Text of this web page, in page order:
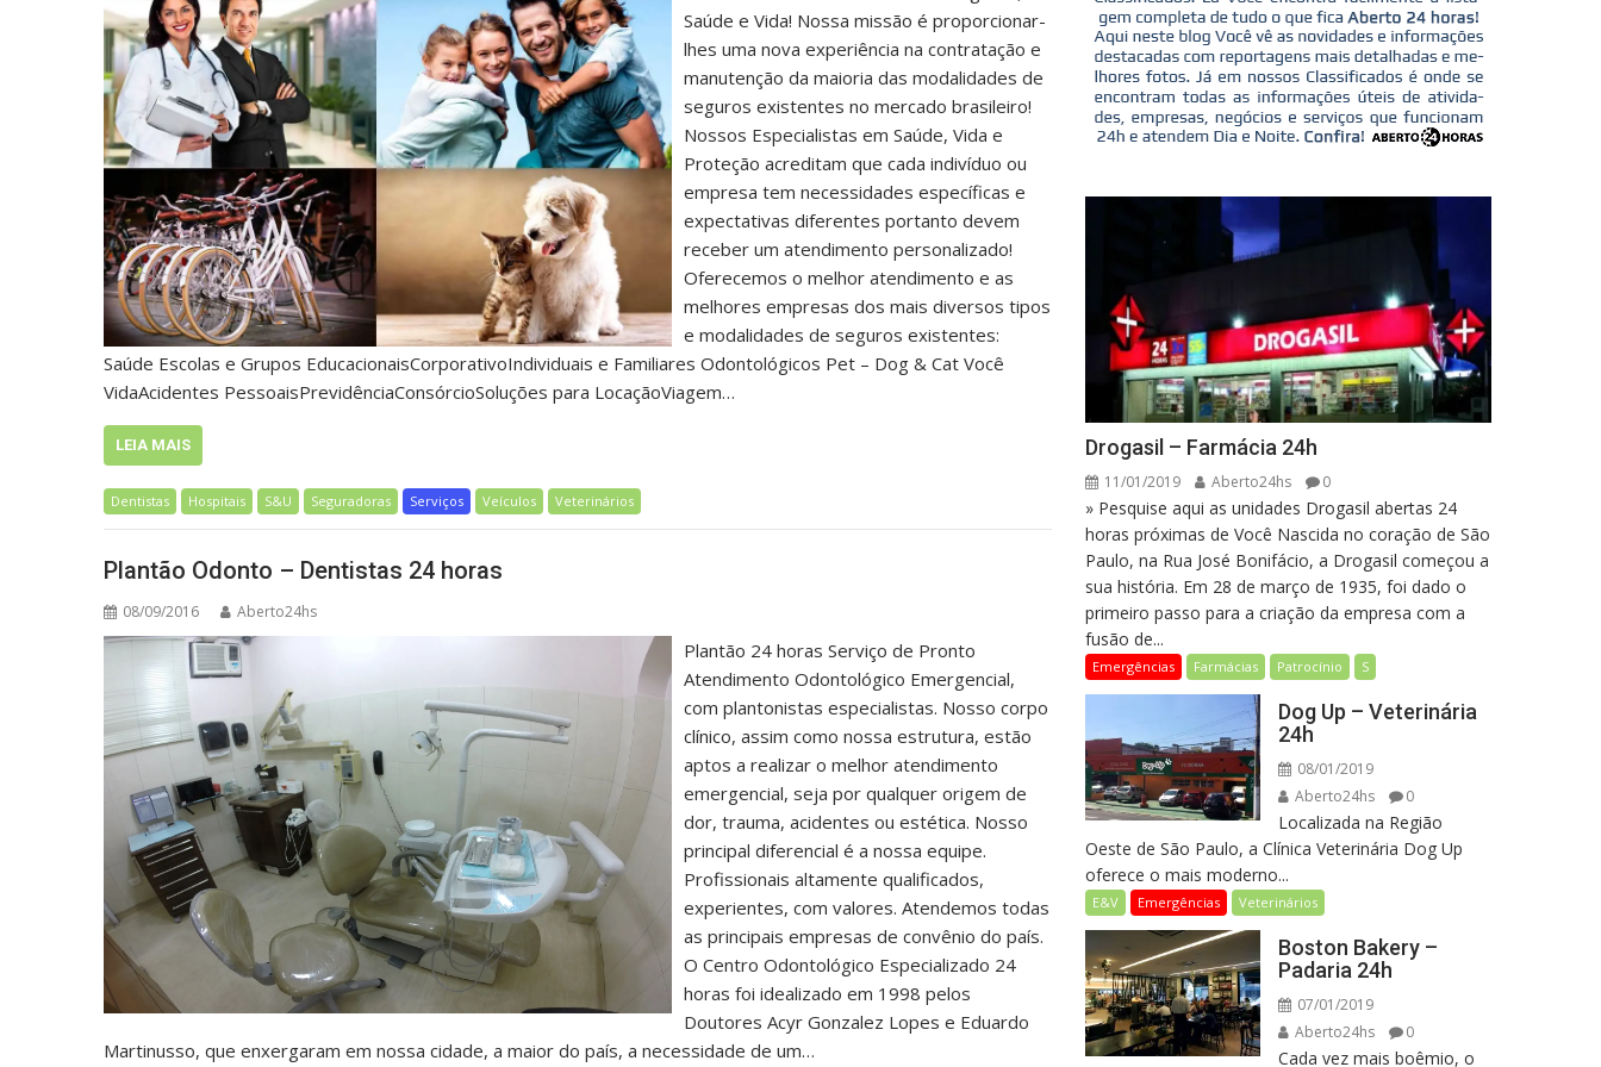
Saúde e Vida! Nossa missão é proporcionar-
lhes uma nova experiência na contratação e
manutenção da maioria das modalidades de
seguros existentes no mercado brasileiro!
Nossos Especialistas em Saúde, Vida e
Proteção acreditam que cada indivíduo ou
empresa tem necessidades específicas e
expectativas diferentes portanto devem
receber um atendimento personalizado!
Oferecemos o melhor atendimento e as
melhores empresas dos mais diversos tipos
e modalidades de seguros existentes:
Saúde Escolas e Grupos EducacionaisCorporativoIndividuais e Familiares Odontológicos Pet – Dog & Cat Você
VidaAcidentes PessoaisPrevidênciaConsórcioSoluções para LocaçãoViagem…
LEIA MAIS
Dentistas Hospitais S&U Seguradoras Serviços Veículos Veterinários
Plantão Odonto – Dentistas 24 horas
08/09/2016 Aberto24hs
Plantão 24 horas Serviço de Pronto
Atendimento Odontológico Emergencial,
com plantonistas especialistas. Nosso corpo
clínico, assim como nossa estrutura, estão
aptos a realizar o melhor atendimento
emergencial, seja por qualquer origem de
dor, trauma, acidentes ou estética. Nosso
principal diferencial é a nossa equipe.
Profissionais altamente qualificados,
experientes, com valores. Atendemos todas
as principais empresas de convênio do país.
O Centro Odontológico Especializado 24
horas foi idealizado em 1998 pelos
Doutores Acyr Gonzalez Lopes e Eduardo
Martinusso, que enxergaram em nossa cidade, a maior do país, a necessidade de um…
Drogasil – Farmácia 24h
11/01/2019 Aberto24hs 0
» Pesquise aqui as unidades Drogasil abertas 24
horas próximas de Você Nascida no coração de São
Paulo, na Rua José Bonifácio, a Drogasil começou a
sua história. Em 28 de março de 1935, foi dado o
primeiro passo para a criação da empresa com a
fusão de...
Emergências Farmácias Patrocínio S
Dog Up – Veterinária
24h
08/01/2019
Aberto24hs
0
Localizada na Região
Oeste de São Paulo, a Clínica Veterinária Dog Up
oferece o mais moderno...
E&V Emergências Veterinários
Boston Bakery –
Padaria 24h
07/01/2019
Aberto24hs
0
Cada vez mais boêmio, o